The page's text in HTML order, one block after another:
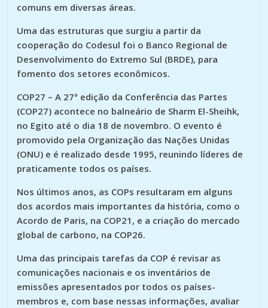
comuns em diversas áreas.
Uma das estruturas que surgiu a partir da
cooperação do Codesul foi o Banco Regional de
Desenvolvimento do Extremo Sul (BRDE), para
fomento dos setores econômicos.
COP27 – A 27ª edição da Conferência das Partes
(COP27) acontece no balneário de Sharm El-Sheihk,
no Egito até o dia 18 de novembro. O evento é
promovido pela Organização das Nações Unidas
(ONU) e é realizado desde 1995, reunindo líderes de
praticamente todos os países.
Nos últimos anos, as COPs resultaram em alguns
dos acordos mais importantes da história, como o
Acordo de Paris, na COP21, e a criação do mercado
global de carbono, na COP26.
Uma das principais tarefas da COP é revisar as
comunicações nacionais e os inventários de
emissões apresentados por todos os países-
membros e, com base nessas informações, avaliar